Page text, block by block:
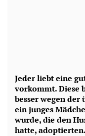
Jeder liebt eine
vorkommt. Diese
besser wegen der
ein junges
wurde, die den
hatte, adoptierten.